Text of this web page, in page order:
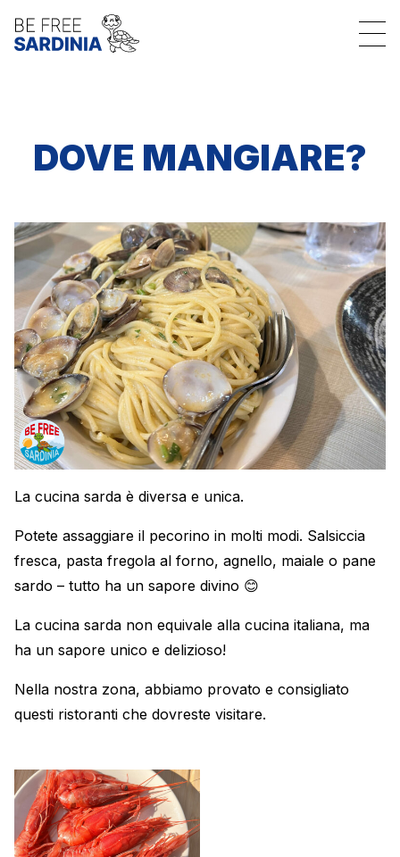
DOVE MANGIARE?
La cucina sarda è diversa e unica.
Potete assaggiare il pecorino in molti modi. Salsiccia
fresca, pasta fregola al forno, agnello, maiale o pane
sardo – tutto ha un sapore divino 😊
La cucina sarda non equivale alla cucina italiana, ma
ha un sapore unico e delizioso!
Nella nostra zona, abbiamo provato e consigliato
questi ristoranti che dovreste visitare.